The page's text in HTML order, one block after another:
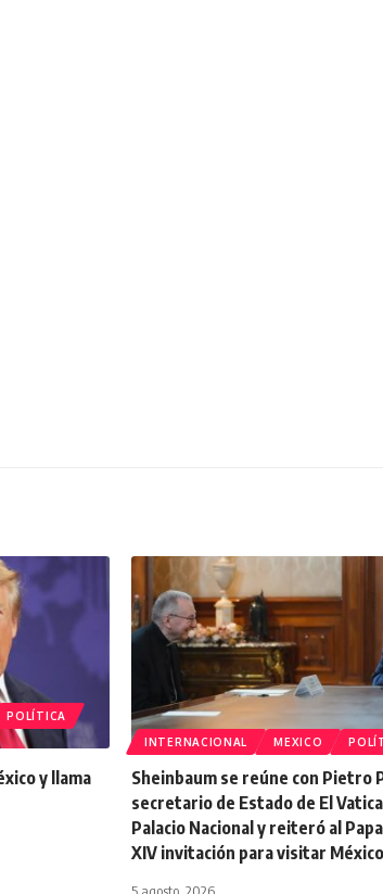
POLÍTICA
y llama
INTERNACIONAL MEXICO
Sheinbaum se reúne con Pietro
secretario de Estado de El
Palacio Nacional y reiteró al
XIV invitación para visitar México